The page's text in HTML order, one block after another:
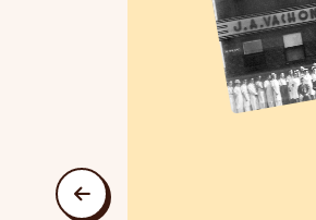
précédent